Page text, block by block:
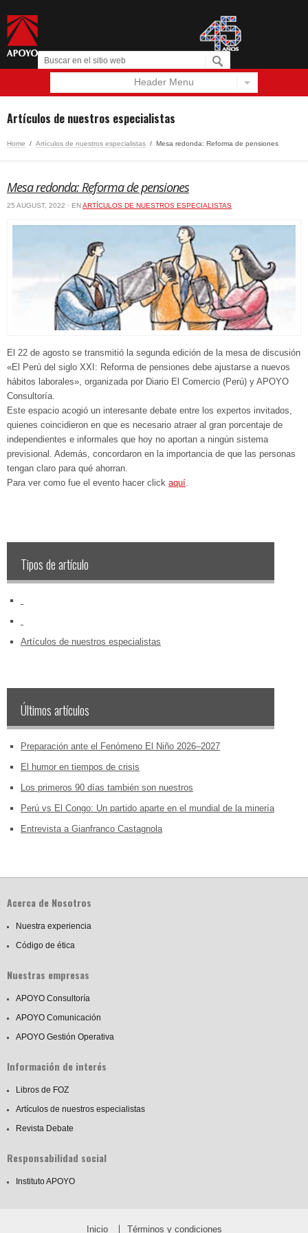
Header Menu
Artículos de nuestros especialistas
Home / Artículos de nuestros especialistas / Mesa redonda: Reforma de pensiones
Mesa redonda: Reforma de pensiones
25 AUGUST, 2022 · ENARTÍCULOS DE NUESTROS ESPECIALISTAS
El 22 de agosto se transmitió la segunda edición de la mesa de discusión
«El Perú del siglo XXI: Reforma de pensiones debe ajustarse a nuevos
hábitos laborales», organizada por Diario El Comercio (Perú) y APOYO
Consultoría.
Este espacio acogió un interesante debate entre los expertos invitados,
quienes coincidieron en que es necesario atraer al gran porcentaje de
independientes e informales que hoy no aportan a ningún sistema
previsional. Además, concordaron en la importancia de que las personas
tengan claro para qué ahorran.
Para ver como fue el evento hacer click aquí
Tipos de artículo
Artículos de nuestros especialistas
Últimos artículos
Preparación ante el Fenómeno El Niño 2026–2027
El humor en tiempos de crisis
Los primeros 90 días también son nuestros
Perú vs El Congo: Un partido aparte en el mundial de la minería
Entrevista a Gianfranco Castagnola
Acerca de Nosotros
Nuestra experiencia
Código de ética
Nuestras empresas
APOYO Consultoría
APOYO Comunicación
APOYO Gestión Operativa
Información de interés
Libros de FOZ
Artículos de nuestros especialistas
Revista Debate
Responsabilidad social
Instituto APOYO
Inicio Términos y condiciones